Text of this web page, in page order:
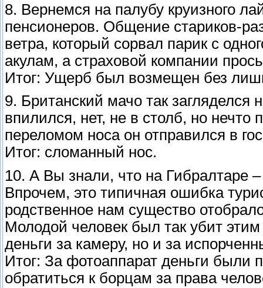
8. Вернемся на палубу круизного
пенсионеров. Общение стариков-
ветра, который сорвал парик с
акулам, а страховой компании
Итог: Ущерб был возмещен без
9. Британский мачо так загляделся
впилился, нет, не в столб, но нечто
переломом носа он отправился в
Итог: сломанный нос.
10. А Вы знали, что на Гибралтаре
Впрочем, это типичная ошибка
родственное нам существо
Молодой человек был так убит
деньги за камеру, но и за
Итог: За фотоаппарат деньги были
обратиться к борцам за права